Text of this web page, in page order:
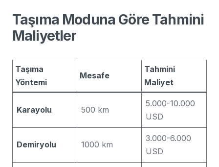
Taşıma Moduna Göre Tahmini
Maliyetler
Taşıma
Yöntemi
Mesafe
Tahmini
Maliyet
Karayolu 500 km
5.000-10.000
USD
Demiryolu 1000 km
3.000-6.000
USD